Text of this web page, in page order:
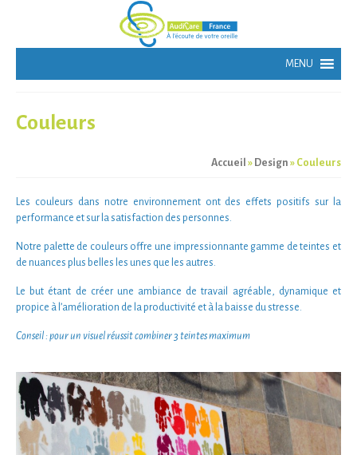
Couleurs
Accueil » Design » Couleurs
Les couleurs dans notre environnement ont des effets positifs sur la
performance et sur lasatisfaction des personnes.
Notre palette de couleurs offre une impressionnante gamme deteintes et
de nuances plus belles les unes que les autres.
Le but étant de créer une ambiance de travail agréable, dynamique et
propice à l ’amélioration de la productivité et à la baisse du stresse.
Conseil : pour un visuel réussit combiner 3 teintes maximum